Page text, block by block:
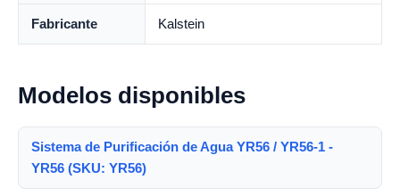
Fabricante Kalstein
Modelos disponibles
Sistema de Purificación de Agua YR56 / YR56-1 -
YR56 (SKU: YR56)